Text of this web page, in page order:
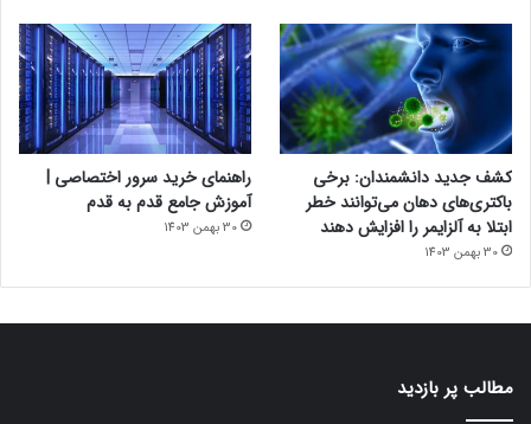
کشف جدید دانشمندان: برخی
باکتری‌های دهان می‌توانند خطر
ابتلا به آلزایمر را افزایش دهند
30 بهمن 1403
راهنمای خرید سرور اختصاصی |
آموزش جامع قدم به قدم
30 بهمن 1403
مطالب پر بازدید